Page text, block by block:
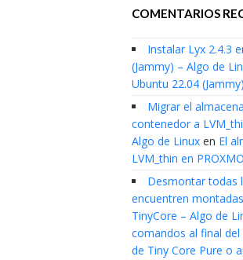
COMENTARIOS
Instalar Lyx 2.4.3
(Jammy) – Algo de
Ubuntu 22.04 (Jammy)
Migrar el
contenedor a
Algo de Linux en El
LVM_thin en
Desmontar todas
encuentren
TinyCore – Algo de
comandos al final
de Tiny Core Pure o